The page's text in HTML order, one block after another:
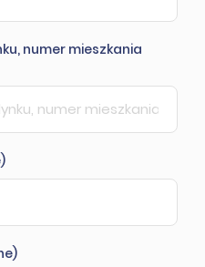
numer mieszkania